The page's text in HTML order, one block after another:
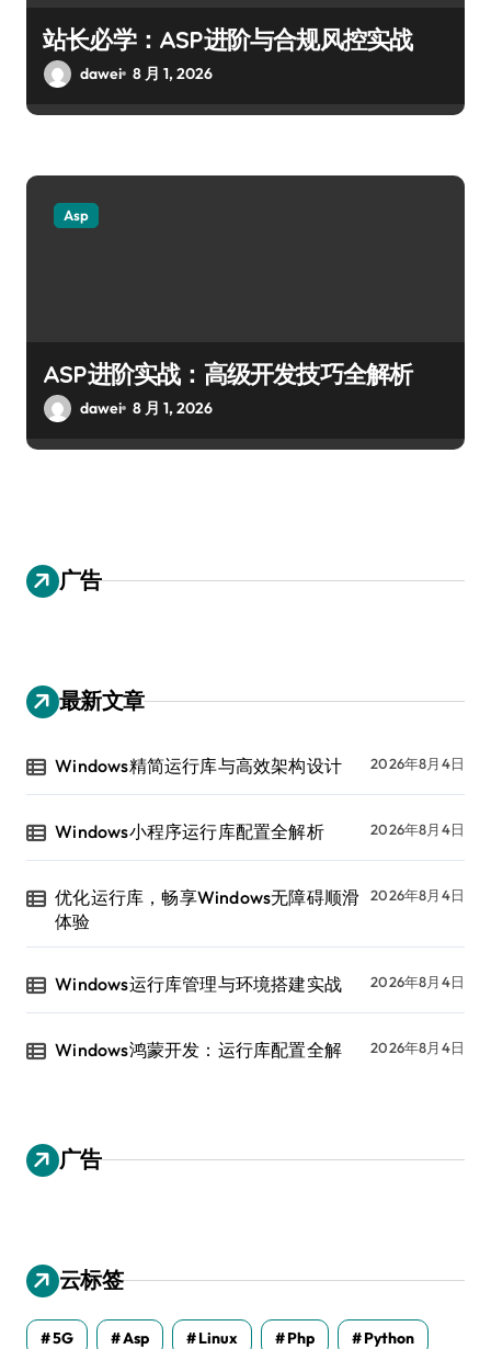
站长必学：ASP进阶与合规风控实战
dawei 8 月 1, 2026
Asp
ASP进阶实战：高级开发技巧全解析
dawei 8 月 1, 2026
广告
最新文章
Windows精简运行库与高效架构设计 2026年8月4日
Windows小程序运行库配置全解析 2026年8月4日
优化运行库，畅享Windows无障碍顺滑
体验
2026年8月4日
Windows运行库管理与环境搭建实战 2026年8月4日
Windows鸿蒙开发：运行库配置全解 2026年8月4日
广告
云标签
5G Asp Linux Php Python